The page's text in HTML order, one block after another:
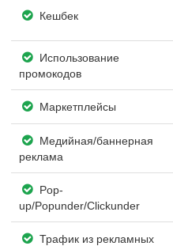
Кешбек
Использование
промокодов
Маркетплейсы
Медийная/баннерная
реклама
Pop-
up/Popunder/Clickunder
Трафик из рекламных